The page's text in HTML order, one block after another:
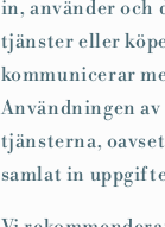
in, använder och
tjänster eller
kommunicerar
Användningen
tjänsterna,
samlat in